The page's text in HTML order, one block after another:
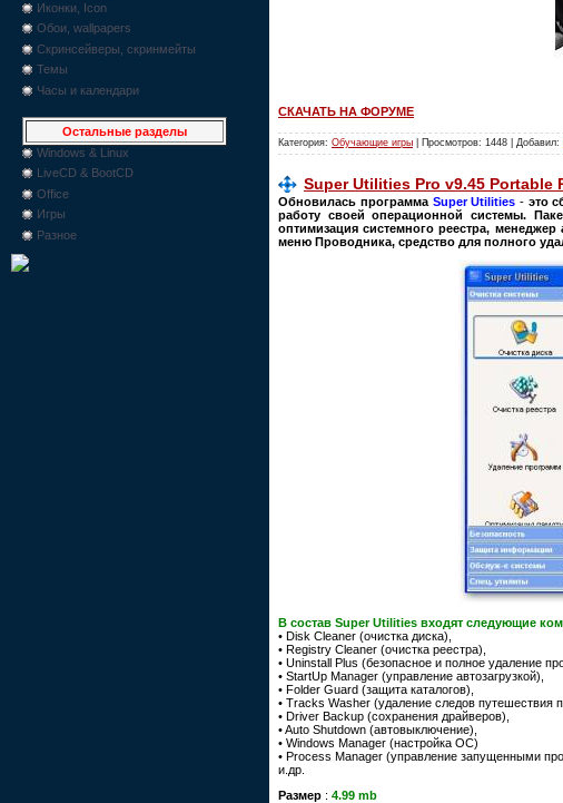
Иконки, Icon
Обои, wallpapers
Скринсейверы, скринмейты
Темы
Часы и календари
Остальные разделы
Windows & Linux
LiveCD & BootCD
Office
Игры
Разное
СКАЧАТЬ НА ФОРУМЕ
Категория: Обучающие игры | Просмотров: 1448 | Добавил:
Super Utilities Pro v9.45 Portable
Обновилась программа Super Utilities - это
работу своей операционной системы.
оптимизация системного реестра,
меню Проводника, средство для полного
В состав Super Utilities входят следующие
• Disk Cleaner (очистка диска),
• Registry Cleaner (очистка реестра),
• Uninstall Plus (безопасное и полное удаление
• StartUp Manager (управление автозагрузкой),
• Folder Guard (защита каталогов),
• Tracks Washer (удаление следов путешествия
• Driver Backup (сохранения драйверов),
• Auto Shutdown (автовыключение),
• Windows Manager (настройка ОС)
• Process Manager (управление запущенными
и.др.
Размер : 4.99 mb